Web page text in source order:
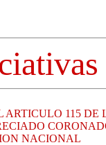
115 DE
NACIONAL